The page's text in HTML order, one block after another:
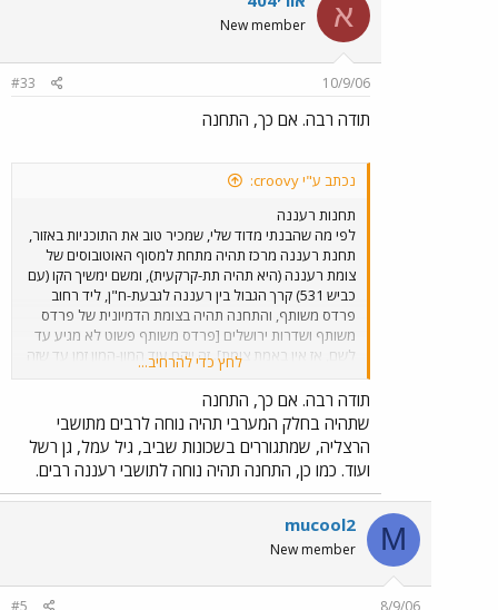
א New member
10/9/06
#33
תודה רבה. אם כך, התחנה
נכתב ע"י croovy:
תחנות רעננה
לפי מה שהבנתי מדוד שלי, שמכיר טוב את התוכניות באזור,
תחנת רעננה מרכז תהיה מתחת למסוף האוטובוסים של
צומת רעננה (היא תהיה תת-קרקעית), ומשם ימשיך הקו (עם
כביש 531) קרך הגבול בין רעננה לגבעת-ח"ן, ליד רחוב
פרדס משותף, והתחנה תהיה בצומת הדמיונית של פרדס
משותף ושדרות ירושלים [פרדס משותף פשוט לא מגיע עד
לשם, אז אין באמת צומת]. זה ייקח עוד המון-המון זמן עד שזה
לחץ כדי להרחיב...
תודה רבה. אם כך, התחנה
שתהיה בחלק המערבי תהיה נוחה לרבים מתושבי
הרצליה, שמתגוררים בשכונות שביב, גיל עמל, גן רשל
ועוד. כמו כן, התחנה תהיה נוחה לתושבי רעננה רבים.
M
mucool2
New member
8/9/06
#5